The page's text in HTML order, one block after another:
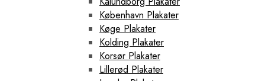
København Plakater
Køge Plakater
Kolding Plakater
Korsør Plakater
Lillerød Plakater